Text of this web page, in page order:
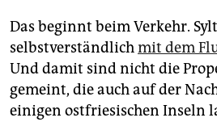
Das beginnt beim Verkehr.
selbstverständlichmit dem
Und damit sind nicht die
gemeint, die auch auf der
einigen ostfriesischen Inseln